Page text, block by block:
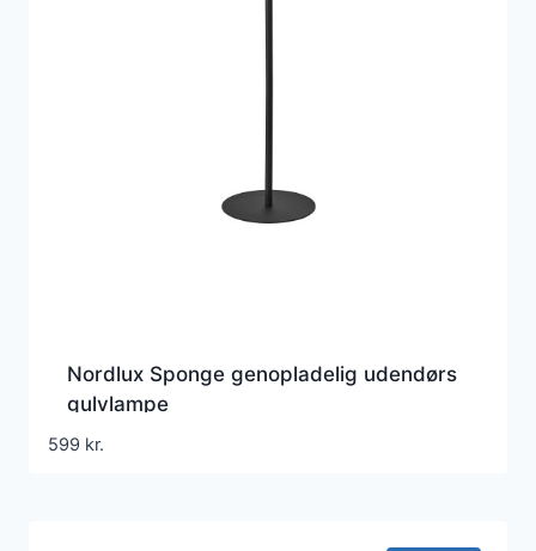
Nordlux Sponge genopladelig udendørs
gulvlampe
599 kr.